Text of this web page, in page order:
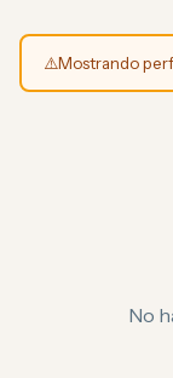
⚠️Mostrando
No